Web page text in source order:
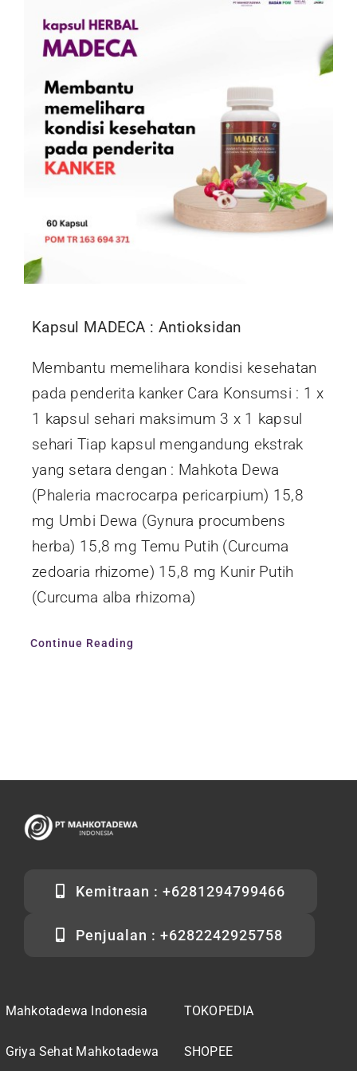
Kontak
Kapsul MADECA : Antioksidan
Membantu memelihara kondisi kesehatan
pada penderita kanker Cara Konsumsi : 1 x
1 kapsul sehari maksimum 3 x 1 kapsul
sehari Tiap kapsul mengandung ekstrak
yang setara dengan : Mahkota Dewa
(Phaleria macrocarpa pericarpium) 15,8
mg Umbi Dewa (Gynura procumbens
herba) 15,8 mg Temu Putih (Curcuma
zedoaria rhizome) 15,8 mg Kunir Putih
(Curcuma alba rhizoma)
Continue Reading
Kemitraan : +6281294799466
Penjualan : +6282242925758
Mahkotadewa Indonesia
Griya Sehat Mahkotadewa
TOKOPEDIA
SHOPEE